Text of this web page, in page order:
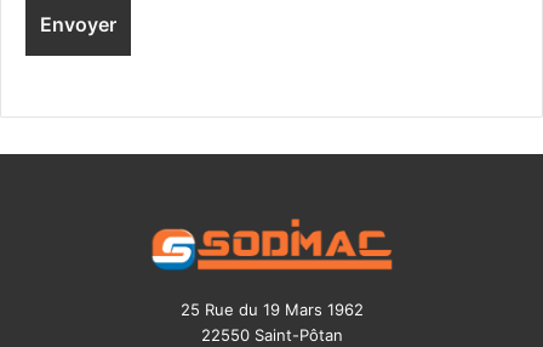
25 Rue du 19 Mars 1962
22550 Saint-Pôtan